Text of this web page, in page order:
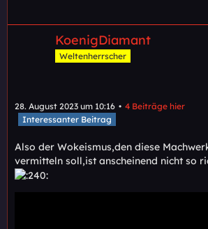
KoenigDiamant
Weltenherrscher
28. August 2023 um 10:16
4 Beiträge hier
Interessanter Beitrag
Also der Wokeismus,den diese
vermitteln soll,ist anscheinend nicht so